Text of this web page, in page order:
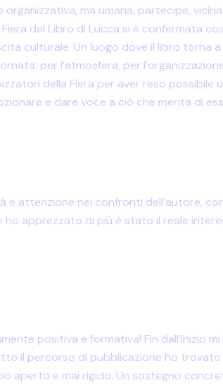
ma umana, partecipe,
del Libro di Lucca si è confermata
culturale. Un luogo dove il libro
per l’atmosfera, per
della Fiera per aver reso possibile
e dare voce a ciò che merita di
attenzione nei confronti dell’autore,
apprezzato di più è stato il reale
positiva e formativa! Fin
il percorso di pubblicazione ho
aperto e mai rigido. Un sostegno